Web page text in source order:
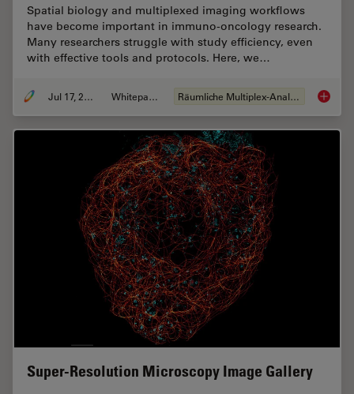
Spatial biology and multiplexed imaging workflows
have become important in immuno-oncology research.
Many researchers struggle with study efficiency, even
with effective tools and protocols. Here, we…
Jul 17, 2024 Whitepaper Räumliche Multiplex-Analyse
Super-Resolution Microscopy Image Gallery